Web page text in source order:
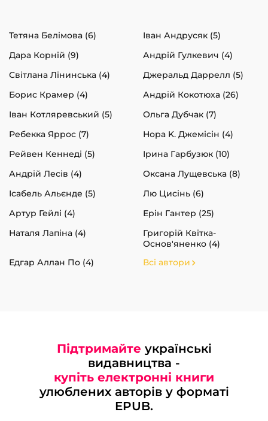
Тетяна Белімова (6)
Іван Андрусяк (5)
Дара Корній (9)
Андрій Гулкевич (4)
Світлана Лінинська (4)
Джеральд Даррелл (5)
Борис Крамер (4)
Андрій Кокотюха (26)
Іван Котляревський (5)
Ольга Дубчак (7)
Ребекка Яррос (7)
Нора K. Джемісін (4)
Рейвен Кеннеді (5)
Ірина Гарбузюк (10)
Андрій Лесів (4)
Оксана Лущевська (8)
Ісабель Альєнде (5)
Лю Цисінь (6)
Артур Гейлі (4)
Ерін Гантер (25)
Наталя Лапіна (4)
Григорій Квітка-
Основ'яненко (4)
Едгар Аллан По (4)
Всі автори
Підтримайте українські
видавництва -
купіть електронні книги
улюблених авторів у форматі
EPUB.